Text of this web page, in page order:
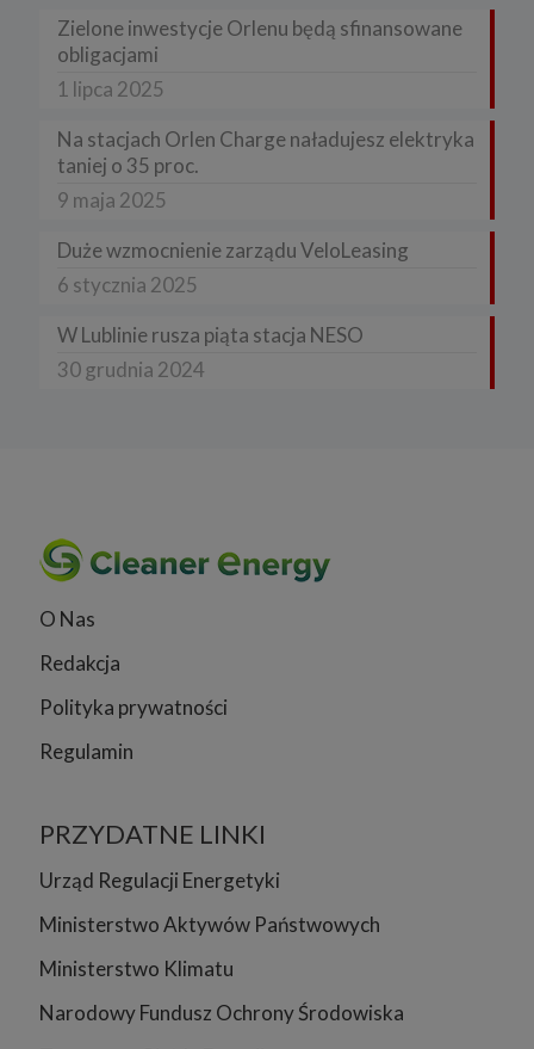
Zielone inwestycje Orlenu będą sfinansowane
obligacjami
1 lipca 2025
Na stacjach Orlen Charge naładujesz elektryka
taniej o 35 proc.
9 maja 2025
Duże wzmocnienie zarządu VeloLeasing
6 stycznia 2025
W Lublinie rusza piąta stacja NESO
30 grudnia 2024
O Nas
Redakcja
Polityka prywatności
Regulamin
PRZYDATNE LINKI
Urząd Regulacji Energetyki
Ministerstwo Aktywów Państwowych
Ministerstwo Klimatu
Narodowy Fundusz Ochrony Środowiska